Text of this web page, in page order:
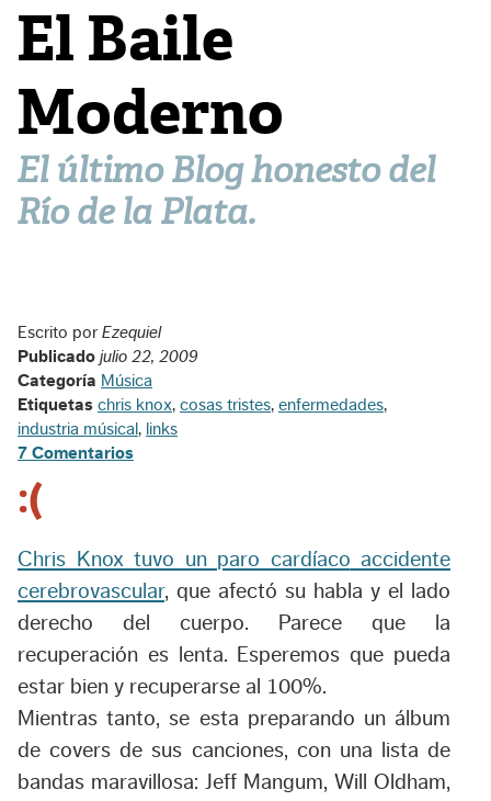
El Baile
Moderno
El último Blog honesto del
Río de la Plata.
Escrito porEzequiel
Publicado julio 22, 2009
Categoría Música
Etiquetas chris knox, cosas tristes, enfermedades,
industria músical , links
7 Comentarios
:(
Chris Knox tuvo un paro cardíaco accidente
cerebrovascular, que afectó su habla y el lado
derecho del cuerpo. Parece que la
recuperación es lenta. Esperemos que pueda
estar bien y recuperarse al 100%.
Mientras tanto, se esta preparando un álbum
de covers de sus canciones, con una lista de
bandas maravillosa: Jeff Mangum, Will Oldham,